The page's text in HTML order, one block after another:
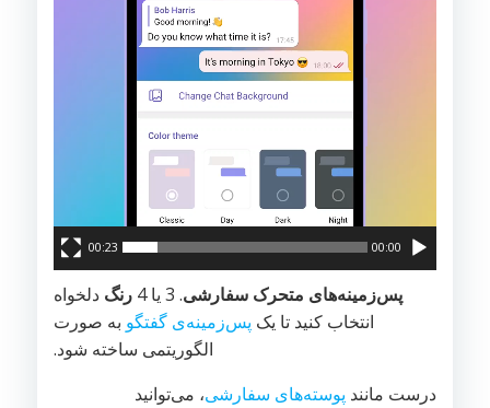
00:00
00:23
پس‌‌‌زمینه‌های متحرک سفارشی. 3 یا 4 رنگ دلخواه
انتخاب کنید تا یک پس‌زمینه‌ی گفتگو به صورت
الگوریتمی ساخته شود.
درست مانند پوسته‌های سفارشی، می‌توانید